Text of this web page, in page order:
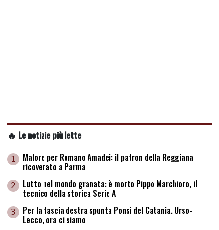
🔥 Le notizie più lette
1 Malore per Romano Amadei: il patron della Reggiana
ricoverato a Parma
2 Lutto nel mondo granata: è morto Pippo Marchioro, il
tecnico della storica Serie A
3 Per la fascia destra spunta Ponsi del Catania. Urso-
Lecco, ora ci siamo